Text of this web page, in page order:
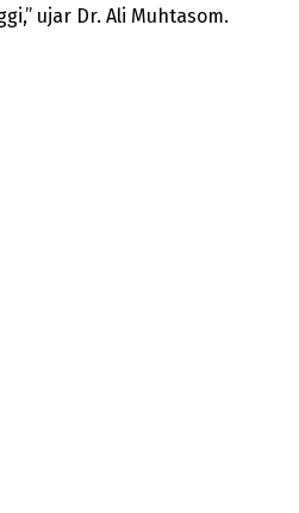
ujar Dr. Ali Muhtasom.